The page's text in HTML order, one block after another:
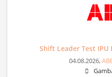
Shift Leader Test IPU
04.08.2026,